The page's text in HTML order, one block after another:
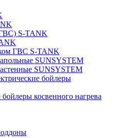
S-TANK
ГВС S-TANK
SUNSYSTEM
SUNSYSTEM
бойлеры
косвенного нагрева